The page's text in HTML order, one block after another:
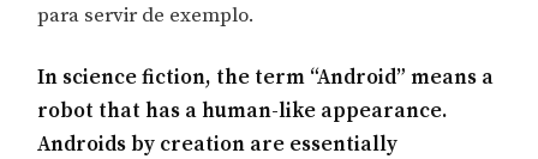
para servir de exemplo.
In science fiction, the term “Android” means a
robot that has a human-like appearance.
Androids by creation are essentially